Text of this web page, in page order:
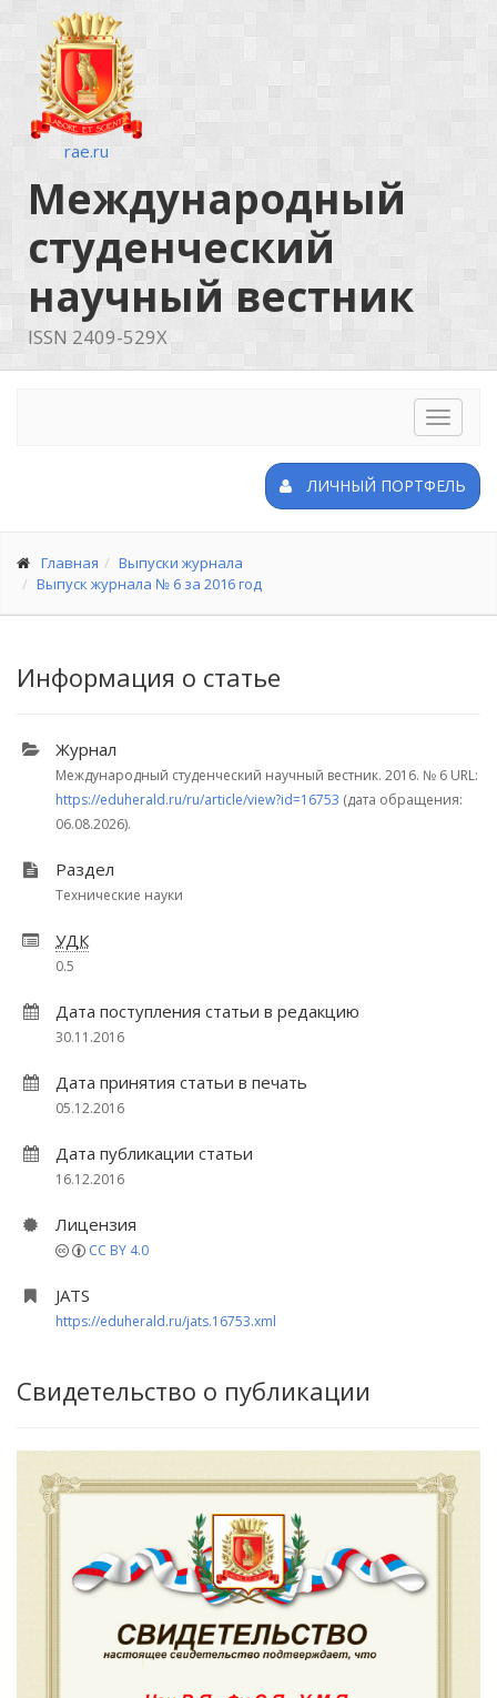
rae.ru
Международный
студенческий
научный вестник
ISSN 2409-529X
Toggle
ЛИЧНЫЙ ПОРТФЕЛЬ
Главная
Выпуски журнала
Выпуск журнала № 6 за 2016 год
Информация о статье
Журнал
Международный студенческий научный вестник. 2016. № 6 URL:
https://eduherald.ru/ru/article/view?id=16753 (дата обращения:
06.08.2026).
Раздел
Технические науки
УДК
0.5
Дата поступления статьи в редакцию
30.11.2016
Дата принятия статьи в печать
05.12.2016
Дата публикации статьи
16.12.2016
Лицензия
CC BY 4.0
JATS
https://eduherald.ru/jats.16753.xml
Свидетельство о публикации